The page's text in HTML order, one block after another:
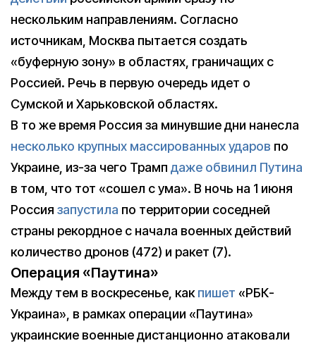
нескольким направлениям. Согласно
источникам, Москва пытается создать
«буферную зону» в областях, граничащих с
Россией. Речь в первую очередь идет о
Сумской и Харьковской областях.
В то же время Россия за минувшие дни нанесла
несколько крупных массированных ударов по
Украине, из-за чего Трамп даже обвинил Путина
в том, что тот «сошел с ума». В ночь на 1 июня
Россия запустила по территории соседней
страны рекордное с начала военных действий
количество дронов (472) и ракет (7).
Операция «Паутина»
Между тем в воскресенье, какпишет «РБК-
Украина», в рамках операции «Паутина»
украинские военные дистанционно атаковали